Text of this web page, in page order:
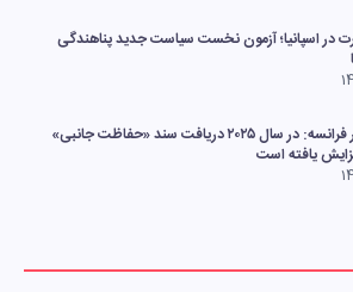
در اسپانیا؛ آزمون نخست سیاست جدید پناهندگی
پناهندگی در فرانسه: در سال ۲۰۲۵ دریافت سند «حفاظت جانبی»
یافته است